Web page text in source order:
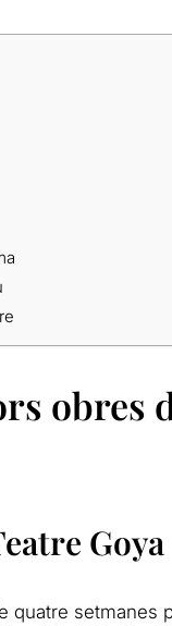
obres
Goya
quatre setmanes